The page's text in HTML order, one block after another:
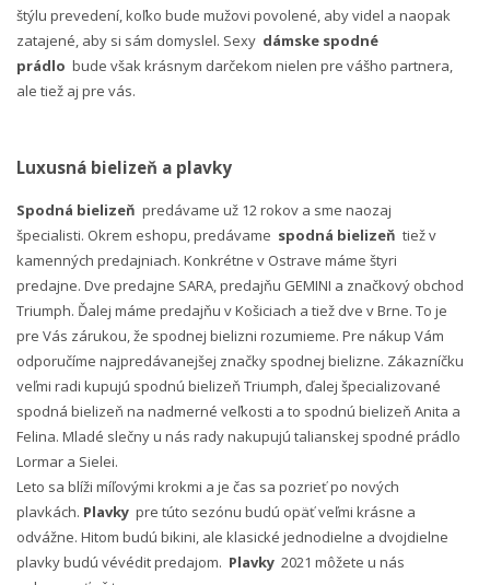
štýlu prevedení, koľko bude mužovi povolené, aby videl a naopak
zatajené, aby si sám domyslel. Sexy dámske spodné
prádlo bude však krásnym darčekom nielen pre vášho partnera,
ale tiež aj pre vás.
Luxusná bielizeň a plavky
Spodná bielizeň predávame už 12 rokov a sme naozaj
špecialisti. Okrem eshopu, predávame spodná bielizeň tiež v
kamenných predajniach. Konkrétne v Ostrave máme štyri
predajne. Dve predajne SARA, predajňu GEMINI a značkový obchod
Triumph. Ďalej máme predajňu v Košiciach a tiež dve v Brne. To je
pre Vás zárukou, že spodnej bielizni rozumieme. Pre nákup Vám
odporučíme najpredávanejšej značky spodnej bielizne. Zákazníčku
veľmi radi kupujú spodnú bielizeň Triumph, ďalej špecializované
spodná bielizeň na nadmerné veľkosti a to spodnú bielizeň Anita a
Felina. Mladé slečny u nás rady nakupujú talianskej spodné prádlo
Lormar a Sielei.
Leto sa blíži míľovými krokmi a je čas sa pozrieť po nových
plavkách. Plavky pre túto sezónu budú opäť veľmi krásne a
odvážne. Hitom budú bikini, ale klasické jednodielne a dvojdielne
plavky budú vévédit predajom. Plavky 2021 môžete u nás